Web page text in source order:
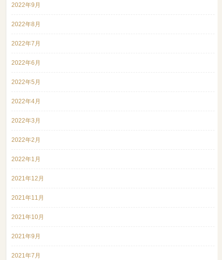
2022年9月
2022年8月
2022年7月
2022年6月
2022年5月
2022年4月
2022年3月
2022年2月
2022年1月
2021年12月
2021年11月
2021年10月
2021年9月
2021年7月